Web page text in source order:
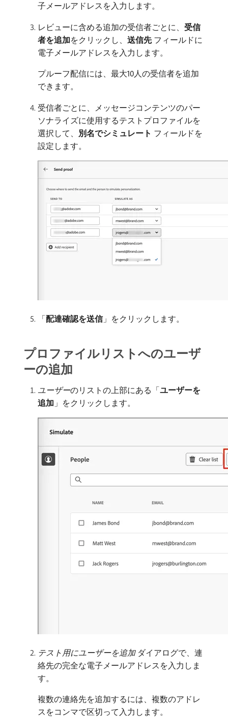
子メールアドレスを入力します。
レビューに含める追加の受信者ごとに、 受信
者を追加​をクリックし、 送信先フィールドに
電子メールアドレスを入力します。
プルーフ配信には、最大10人の受信者を追加
できます。
受信者ごとに、メッセージコンテンツのパー
ソナライズに使用するテストプロファイルを
選択して、 別名でシミュレート フィールドを
設定します。
「配達確認を送信」をクリックします。
プロファイルリストへのユーザ
ーの追加
ユーザー​のリストの上部にある「ユーザーを
追加 」をクリックします。
テスト用にユーザーを追加ダイアログで、連
絡先の完全な電子メールアドレスを入力しま
す。
複数の連絡先を追加するには、複数のアドレ
スをコンマで区切って入力します。